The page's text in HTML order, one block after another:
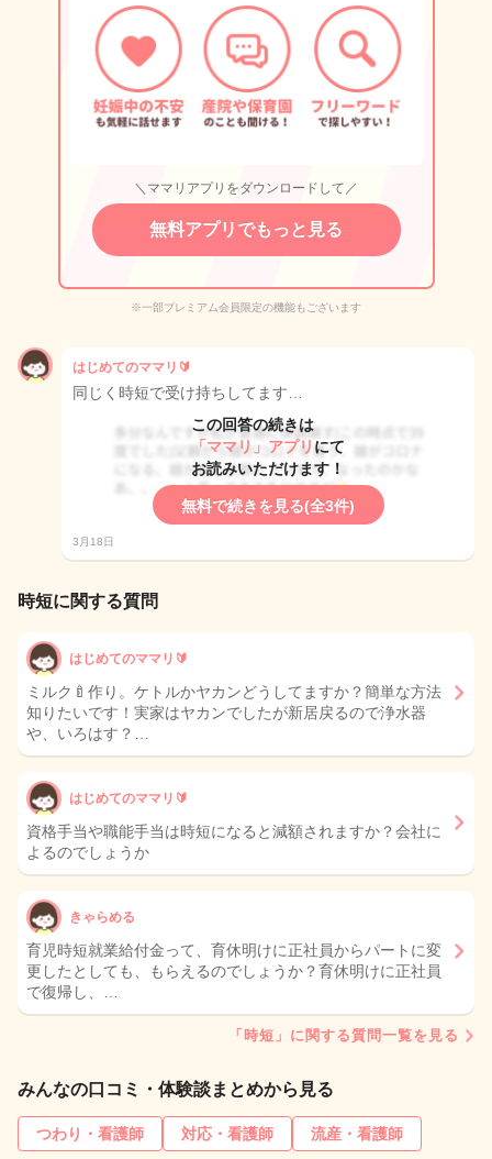
＼ママリアプリをダウンロードして／
無料アプリでもっと見る
※一部プレミアム会員限定の機能もございます
はじめてのママリ🔰
同じく時短で受け持ちしてます…
この回答の続きは
「ママリ」アプリ にて
お読みいただけます！
無料で続きを見る(全3件)
3月18日
時短に関する質問
はじめてのママリ🔰
ミルク🍼作り。ケトルかヤカンどうしてますか？簡単な方法
知りたいです！実家はヤカンでしたが新居戻るので浄水器
や、いろはす？…
はじめてのママリ🔰
資格手当や職能手当は時短になると減額されますか？会社に
よるのでしょうか
きゃらめる
育児時短就業給付金って、育休明けに正社員からパートに変
更したとしても、もらえるのでしょうか？育休明けに正社員
で復帰し、…
「時短」に関する質問一覧を見る
みんなの口コミ・体験談まとめから見る
つわり・看護師 対応・看護師 流産・看護師